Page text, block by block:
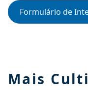
Formulário de
Mais